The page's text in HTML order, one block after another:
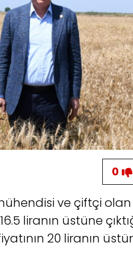
0
ve çiftçi
liranın üstüne
20 liranın